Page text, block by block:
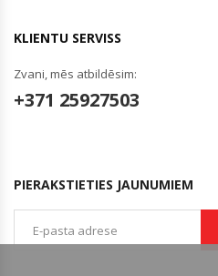
KLIENTU SERVISS
Zvani, mēs atbildēsim:
+371 25927503
PIERAKSTIETIES JAUNUMIEM